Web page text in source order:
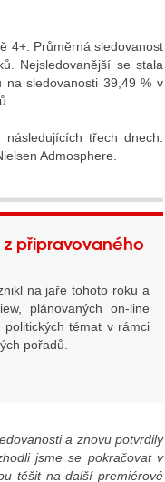
4+. Průměrná sledovanost
Nejsledovanější se stala
na sledovanosti 39,49 % v
třech dnech.
Admosphere.
připravovaného
na jaře tohoto roku a
plánovaných on-line
témat v rámci
pořadů.
a znovu potvrdily
jsme se pokračovat v
těšit na další premiérové